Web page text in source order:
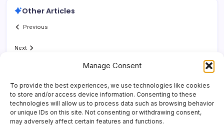
Manage Consent
To provide the best experiences, we use technologies like cookies
to store and/or access device information. Consenting to these
technologies will allow us to process data such as browsing behavior
or unique IDs on this site. Not consenting or withdrawing consent,
may adversely affect certain features and functions.
Other Articles
Previous
Next